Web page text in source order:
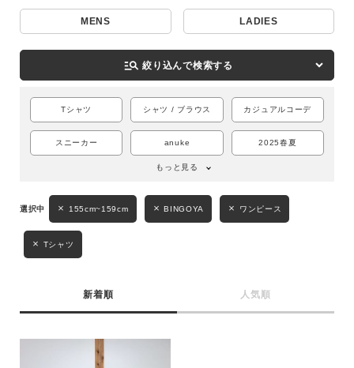
キーワード
MENS LADIES KIDS
カテゴリ
MENS LADIES
manage_search 絞り込んで検索する
Tシャツ シャツ / ブラウス カジュアルコーデ
スニーカー anuke 2025春夏
もっと見る
155cm~159cm BINGOYA ワンピース
Tシャツ
新着順 人気順